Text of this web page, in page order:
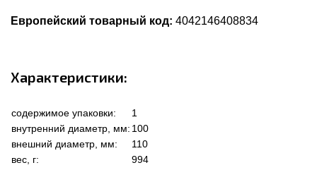
Европейский товарный код: 4042146408834
Характеристики:
содержимое упаковки:
1
внутренний диаметр, мм: 100
внешний диаметр, мм:
110
вес, г:
994